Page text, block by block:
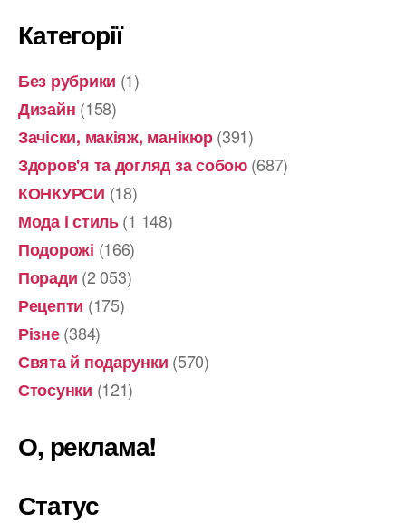
Категорії
Без рубрики (1)
Дизайн (158)
Зачіски, макіяж, манікюр(391)
Здоров'я та догляд за собою(687)
КОНКУРСИ (18)
Мода і стиль(1 148)
Подорожі (166)
Поради (2 053)
Рецепти (175)
Різне(384)
Свята й подарунки (570)
Стосунки (121)
О, реклама!
Статус